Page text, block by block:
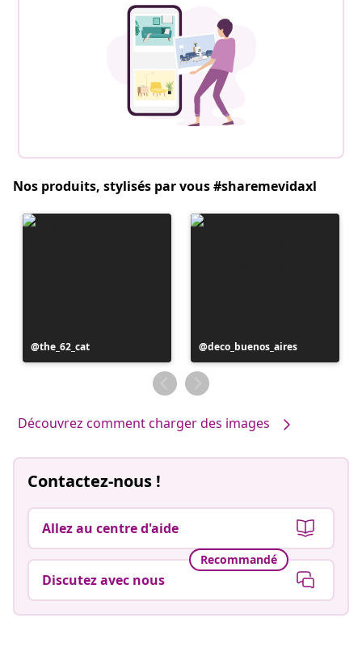
Nos produits, stylisés par vous #sharemevidaxl
Publication
publiée
the_62_cat
Publication
publiée
par
deco_buenos_aires
Découvrez comment charger des images
Contactez-nous !
Allez au centre d'aide
Recommandé
Discutez avec nous